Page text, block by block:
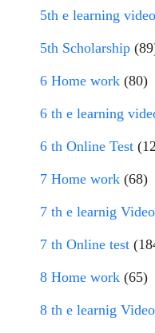
5th e learning video
5th Scholarship
6 Home work (80)
6 th e learning
6 th Online Test
7 Home work (68)
7 th e learnig Video
7 th Online test
8 Home work (65)
8 th e learnig Video